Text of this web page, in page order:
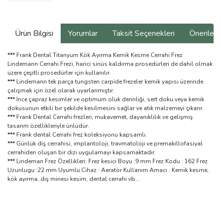
Ürün Bilgisi Yorumlar Taksit Seçenekleri
*** Frank Dental Titanyum Kök Ayırma Kemik Kesme Cerrahi Frez
Lindemann Cerrahi Frezi, harici sinüs kaldırma prosedürleri de dahil olmak
üzere çeşitli prosedürler için kullanılır.
*** Lindemann tek parça tungsten carpide frezeler kemik yapısı üzerinde
çalışmak için özel olarak uyarlanmıştır.
*** İnce çapraz kesimler ve optimum oluk derinliği, sert doku veya kemik
dokusunun etkili bir şekilde kesilmesini sağlar ve atık malzemeyi çıkarır.
*** Frank Dental Cerrahi frezleri, mukavemet, dayanıklılık ve gelişmiş
tasarım özellikleriyle ünlüdür.
*** Frank dental Cerrahi frez koleksiyonu kapsamlı.
*** Günlük diş cerrahisi, implantoloji, travmatoloji ve premakillofasiyal
cerrahiden oluşan bir dizi uygulamayı kapsamaktadır.
*** Lindeman Frez Özellikleri: Frez kesici Boyu :9 mm Frez Kodu : 162 Frez
Uzunlugu :22 mm Uyumlu Cihaz : Aeratör Kullanım Amacı : Kemik kesme,
kök ayırma, diş minesi kesim, dental cerrahi vb...